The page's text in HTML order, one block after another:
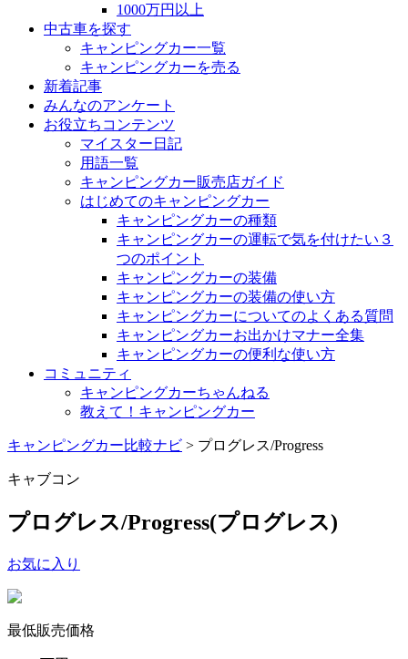
1000万円以上
中古車を探す
キャンピングカー一覧
キャンピングカーを売る
新着記事
みんなのアンケート
お役立ちコンテンツ
マイスター日記
用語一覧
キャンピングカー販売店ガイド
はじめてのキャンピングカー
キャンピングカーの種類
キャンピングカーの運転で気を付けたい３
つのポイント
キャンピングカーの装備
キャンピングカーの装備の使い方
キャンピングカーについてのよくある質問
キャンピングカーお出かけマナー全集
キャンピングカーの便利な使い方
コミュニティ
キャンピングカーちゃんねる
教えて！キャンピングカー
キャンピングカー比較ナビ > プログレス/Progress
キャブコン
プログレス/Progress(プログレス)
お気に入り
最低販売価格